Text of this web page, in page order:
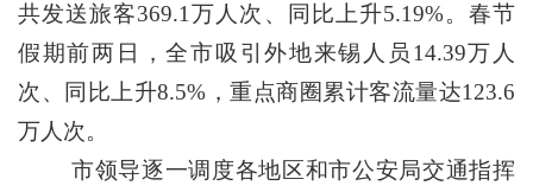
共发送旅客369.1万人次、同比上升5.19%。春节
假期前两日，全市吸引外地来锡人员14.39万人
次、同比上升8.5%，重点商圈累计客流量达123.6
万人次。
市领导逐一调度各地区和市公安局交通指挥